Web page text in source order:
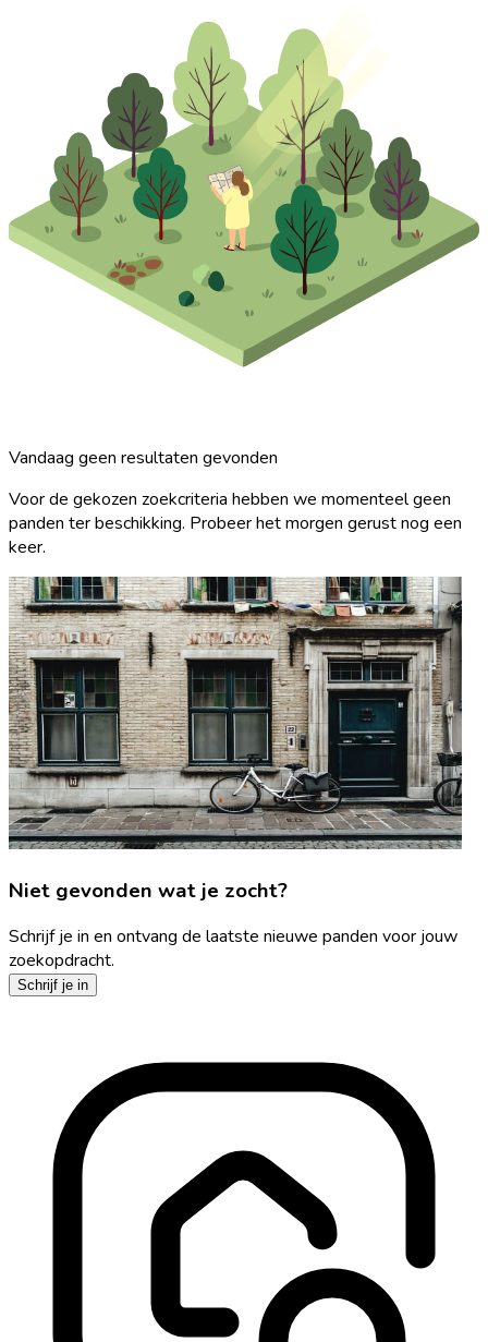
Vandaag geen resultaten gevonden
Voor de gekozen zoekcriteria hebben we momenteel geen
panden ter beschikking. Probeer het morgen gerust nog een
keer.
Niet gevonden wat je zocht?
Schrijf je in en ontvang de laatste nieuwe panden voor jouw
zoekopdracht.
Schrijf je in